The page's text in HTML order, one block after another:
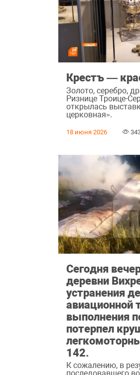
Крестъ ―
Золото, серебро,
Ризнице Троице-
открылась
церковная».
18 июня 2026
Сегодня
деревни
устранения
авиационной
выполнения
потерпел
142.
К сожалению, в